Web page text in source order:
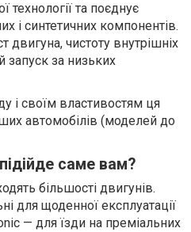
технології та поєднує
і синтетичних компонентів.
двигуна, чистоту внутрішніх
запуск за низьких
і своїм властивостям ця
автомобілів (моделей до
саме вам?
більшості двигунів.
для щоденної експлуатації
— для їзди на преміальних